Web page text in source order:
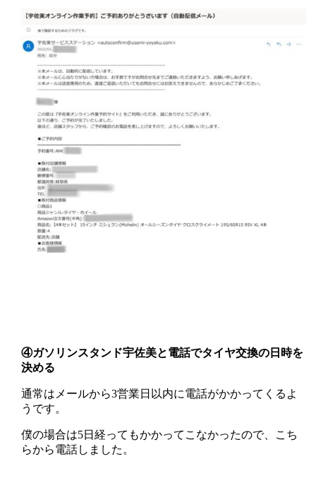
④ガソリンスタンド宇佐美と電話でタイヤ交換の日時を
決める
通常はメールから3営業日以内に電話がかかってくるよ
うです。
僕の場合は5日経ってもかかってこなかったので、こち
らから電話しました。